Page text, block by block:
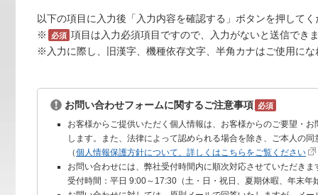
以下の項目に入力後「入力内容を確認する」ボタンを押してく
※
必須 項目は入力必須項目ですので、入力がないと送信でき
※入力に際し、旧漢字、機種依存文字、半角カナはご使用にな
お問い合わせフォームに関するご注意事項 必須
お客様からご提供いただく個人情報は、お客様からのご要望・
します。また、法律によって認められる場合を除き、ご本人の
（個人情報保護方針について、詳しくはこちらをご覧ください
お問い合わせには、弊社受付時間内に順次対応させていただきま
受付時間：平日 9:00～17:30（土・日・祝日、夏期休暇、年末年